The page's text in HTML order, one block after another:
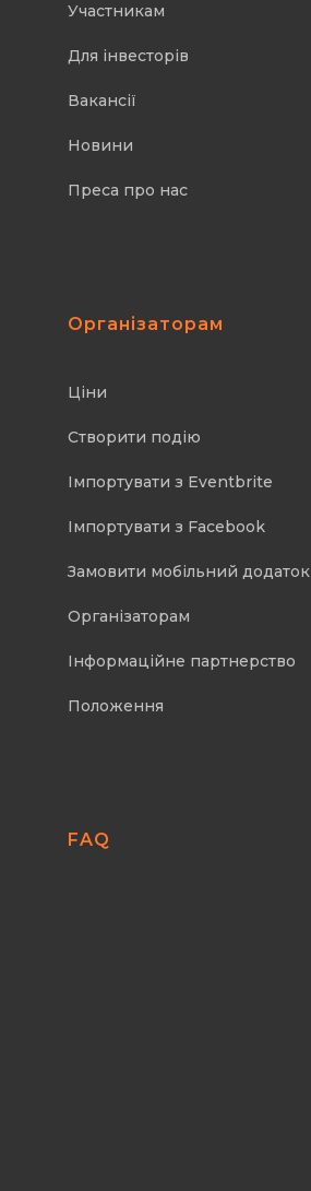
Участникам
Для інвесторів
Вакансії
Новини
Преса про нас
Організаторам
Ціни
Створити подію
Імпортувати з Eventbrite
Імпортувати з Facebook
Замовити мобільний додаток
Організаторам
Інформаційне партнерство
Положення
FAQ